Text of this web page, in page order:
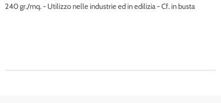
240 gr./mq. - Utilizzo nelle industrie ed in edilizia - Cf. in busta